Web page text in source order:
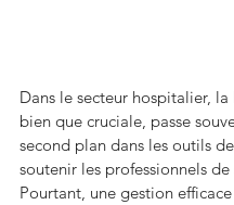
Dans le secteur hospitalier,
bien que cruciale, passe
second plan dans les outils
soutenir les professionnels de
Pourtant, une gestion